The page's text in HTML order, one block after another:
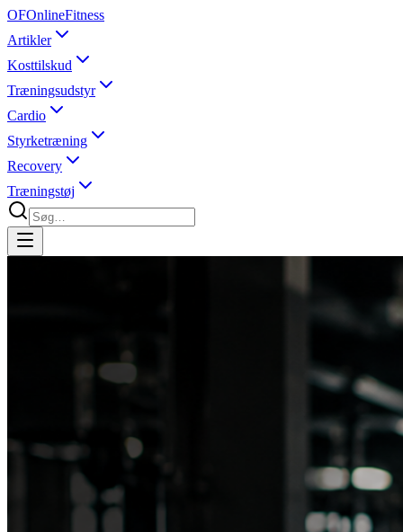
OFOnlineFitness
Artikler
Kosttilskud
Træningsudstyr
Cardio
Styrketræning
Recovery
Træningstøj